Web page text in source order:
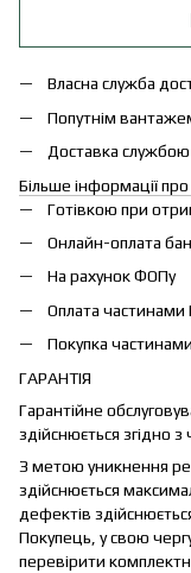
Власна служба
Попутнім
Доставка
Більше інформації
Готівкою при
Онлайн-оплата
На рахунок ФОПу
Оплата
Покупка
ГАРАНТІЯ
Гарантійне
здійснюється згідно
З метою уникнення
здійснюється
дефектів
Покупець, у свою
перевірити